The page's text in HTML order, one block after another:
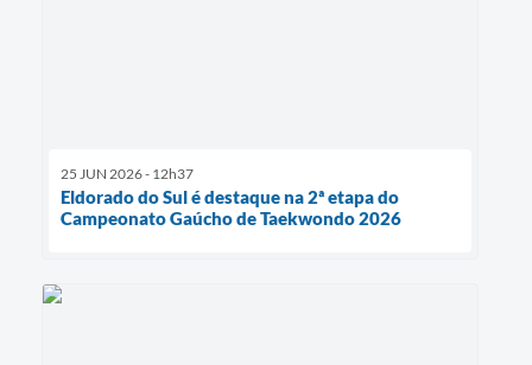
25 JUN 2026 - 12h37
Eldorado do Sul é destaque na 2ª etapa do
Campeonato Gaúcho de Taekwondo 2026